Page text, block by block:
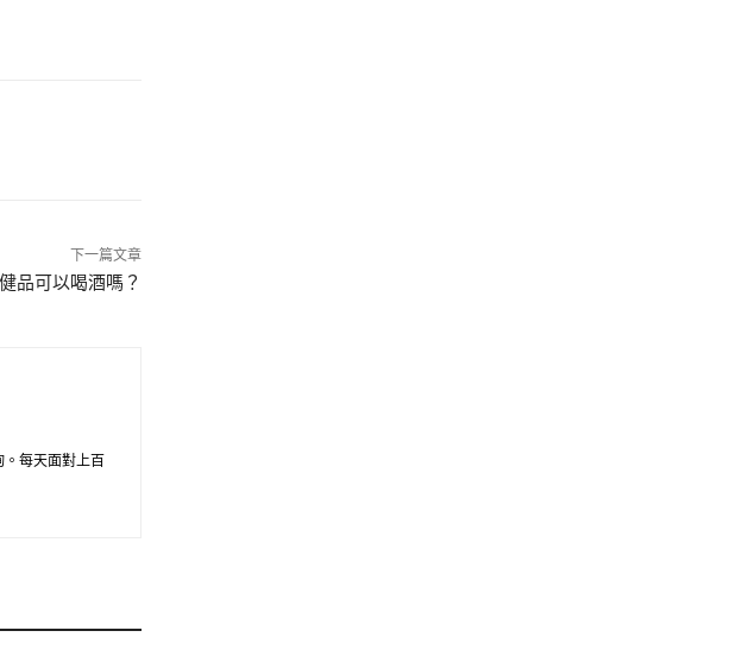
下一篇文章
品可以喝酒嗎？
。每天面對上百